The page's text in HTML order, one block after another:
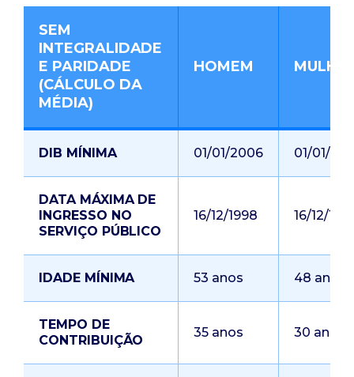
SEM
INTEGRALIDADE
E PARIDADE
(CÁLCULO DA
MÉDIA)
HOMEM
DIB MÍNIMA 01/01/2006 01/01/
DATA MÁXIMA DE
INGRESSO NO
SERVIÇO PÚBLICO
16/12/1998 16/12/
IDADE MÍNIMA 53 anos 48 anos
TEMPO DE
CONTRIBUIÇÃO
35 anos 30 anos